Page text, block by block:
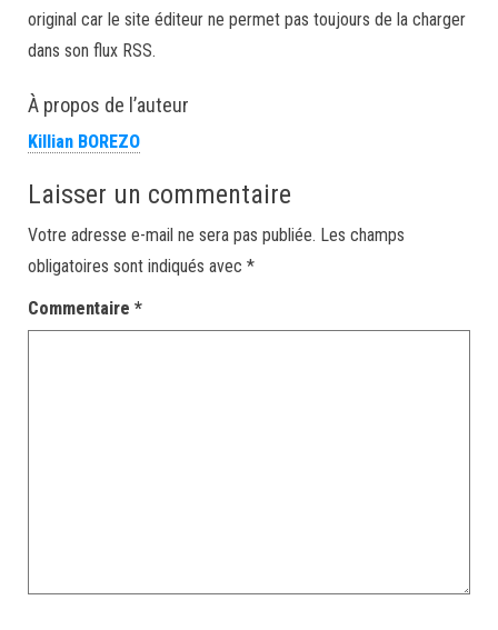
original car le site éditeur ne permet pas toujours de la charger
dans son flux RSS.
À propos de l’auteur
Killian BOREZO
Laisser un commentaire
Votre adresse e-mail ne sera pas publiée. Les champs
obligatoires sont indiqués avec *
Commentaire *